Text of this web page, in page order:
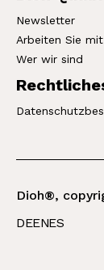
Newsletter
Arbeiten Sie
Wer wir sind
Dioh®,
DEENES